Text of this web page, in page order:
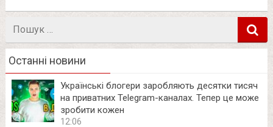
Останні новини
Українські блогери заробляють десятки тисяч
на приватних Telegram-каналах. Тепер це може
зробити кожен
12:06